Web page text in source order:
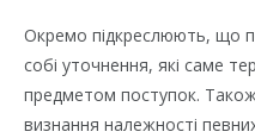
Окремо підкреслюють, що
собі уточнення, які саме
предметом поступок.
визнання належності